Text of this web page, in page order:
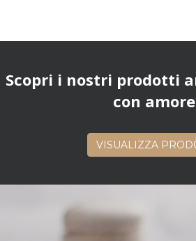
Scopri i nostri prodotti
con
VISUALIZZA